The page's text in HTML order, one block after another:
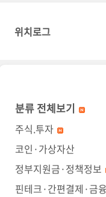
위치로그
분류 전체보기
주식.투자
코인·가상자산
정부지원금·정책정보
핀테크·간편결제·금